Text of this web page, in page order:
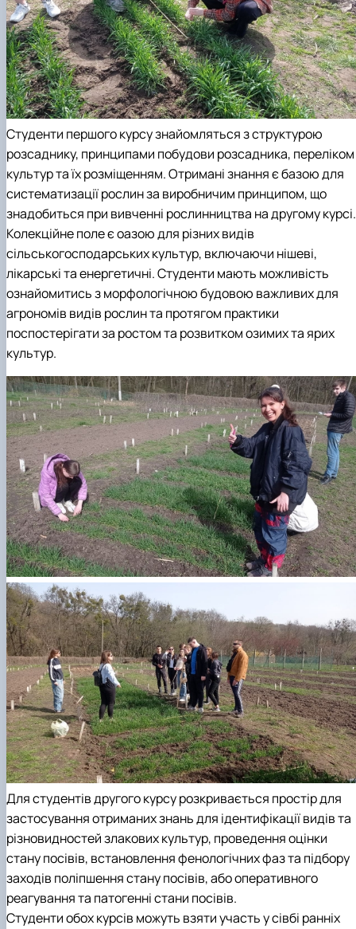
Студенти першого курсу знайомляться з структурою
розсаднику, принципами побудови розсадника, переліком
культур та їх розміщенням. Отримані знання є базою для
систематизації рослин за виробничим принципом, що
знадобиться при вивченні рослинництва на другому курсі.
Колекційне поле є оазою для різних видів
сільськогосподарських культур, включаючи нішеві,
лікарські та енергетичні. Студенти мають можливість
ознайомитись з морфологічною будовою важливих для
агрономів видів рослин та протягом практики
поспостерігати за ростом та розвитком озимих та ярих
культур.
Для студентів другого курсу розкривається простір для
застосування отриманих знань для ідентифікації видів та
різновидностей злакових культур, проведення оцінки
стану посівів, встановлення фенологічних фаз та підбору
заходів поліпшення стану посівів, або оперативного
реагування та патогенні стани посівів.
Студенти обох курсів можуть взяти участь у сівбі ранніх